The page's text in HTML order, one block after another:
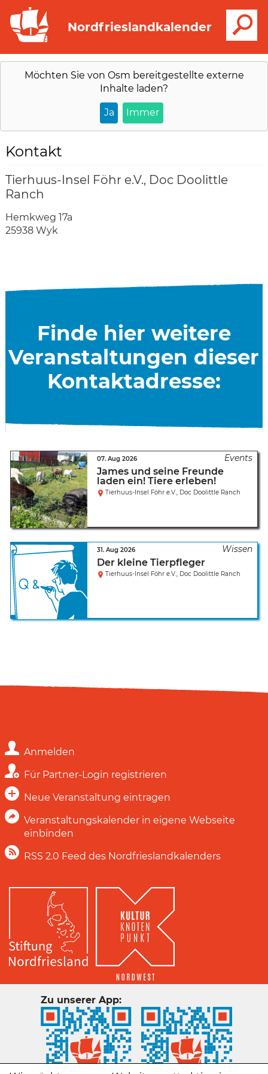
Nordfrieslandkalender
Möchten Sie von Osm bereitgestellte externe
Inhalte laden?
Ja Immer
Hemkweg 17a
25938 Wyk
Tierhuus-Insel Föhr e.V., Doc Doolittle
Ranch
Kontakt
Finde hier weitere
Veranstaltungen dieser
Kontaktadresse:
James und seine Freunde
laden ein! Tiere erleben!
07. Aug 2026
Tierhuus-Insel Föhr e.V., Doc Doolittle Ranch
Der kleine Tierpfleger
31. Aug 2026
Tierhuus-Insel Föhr e.V., Doc Doolittle Ranch
Anmelden
Für Partner-Login registrieren
Neue Veranstaltung eintragen
Veranstaltungskalender in eigene Webseite
einbinden
RSS 2.0 Feed des Nordfrieslandkalenders
Zu unserer App: